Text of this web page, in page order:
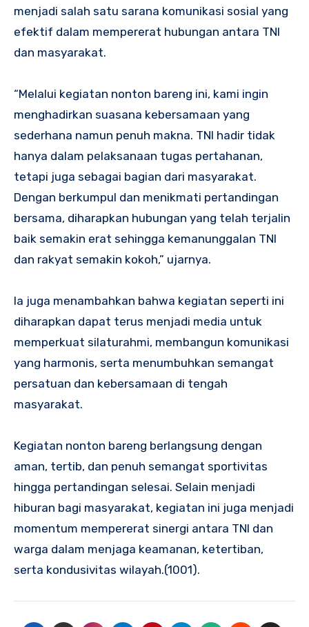
menjadi salah satu sarana komunikasi sosial yang
efektif dalam mempererat hubungan antara TNI
dan masyarakat.
“Melalui kegiatan nonton bareng ini, kami ingin
menghadirkan suasana kebersamaan yang
sederhana namun penuh makna. TNI hadir tidak
hanya dalam pelaksanaan tugas pertahanan,
tetapi juga sebagai bagian dari masyarakat.
Dengan berkumpul dan menikmati pertandingan
bersama, diharapkan hubungan yang telah terjalin
baik semakin erat sehingga kemanunggalan TNI
dan rakyat semakin kokoh,” ujarnya.
Ia juga menambahkan bahwa kegiatan seperti ini
diharapkan dapat terus menjadi media untuk
memperkuat silaturahmi, membangun komunikasi
yang harmonis, serta menumbuhkan semangat
persatuan dan kebersamaan di tengah
masyarakat.
Kegiatan nonton bareng berlangsung dengan
aman, tertib, dan penuh semangat sportivitas
hingga pertandingan selesai. Selain menjadi
hiburan bagi masyarakat, kegiatan ini juga menjadi
momentum mempererat sinergi antara TNI dan
warga dalam menjaga keamanan, ketertiban,
serta kondusivitas wilayah.(1001).